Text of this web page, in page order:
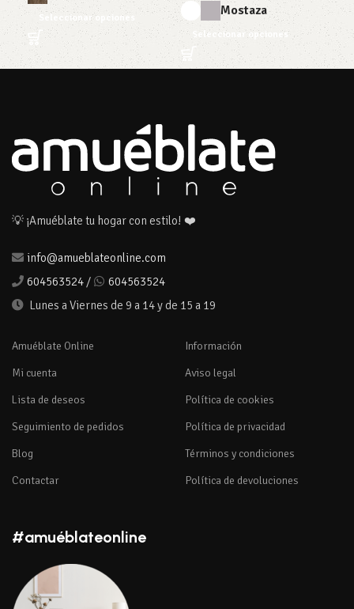
Seleccionar opciones Mostaza
Seleccionar opciones
💡 ¡Amuéblate tu hogar con estilo! ❤️
info@amueblateonline.com
604563524 /
604563524
Lunes a Viernes de 9 a 14 y de 15 a 19
Amuéblate Online
Mi cuenta
Lista de deseos
Seguimiento de pedidos
Blog
Contactar
Información
Aviso legal
Política de cookies
Política de privacidad
Términos y condiciones
Política de devoluciones
#amuéblateonline